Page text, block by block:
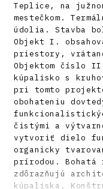
Teplice, na
mestečkom.
údolia. Stavba
Objekt I.
priestory,
Objektom číslo
kúpalisko s
pri tomto
obohateniu
čistými a
vytvoriť dielo
organicky
prírodou. Bohatá
zdôrazňujú
kúpaliska.